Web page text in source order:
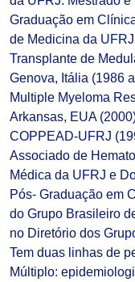
Graduação em
de Medicina da
Transplante de
Genova, Itália (1986
Multiple Myeloma
Arkansas, EUA
COPPEAD-UFRJ
Associado de
Médica da UFRJ e
Pós- Graduação em
do Grupo Brasileiro
no Diretório dos
Tem duas linhas de
Múltiplo: